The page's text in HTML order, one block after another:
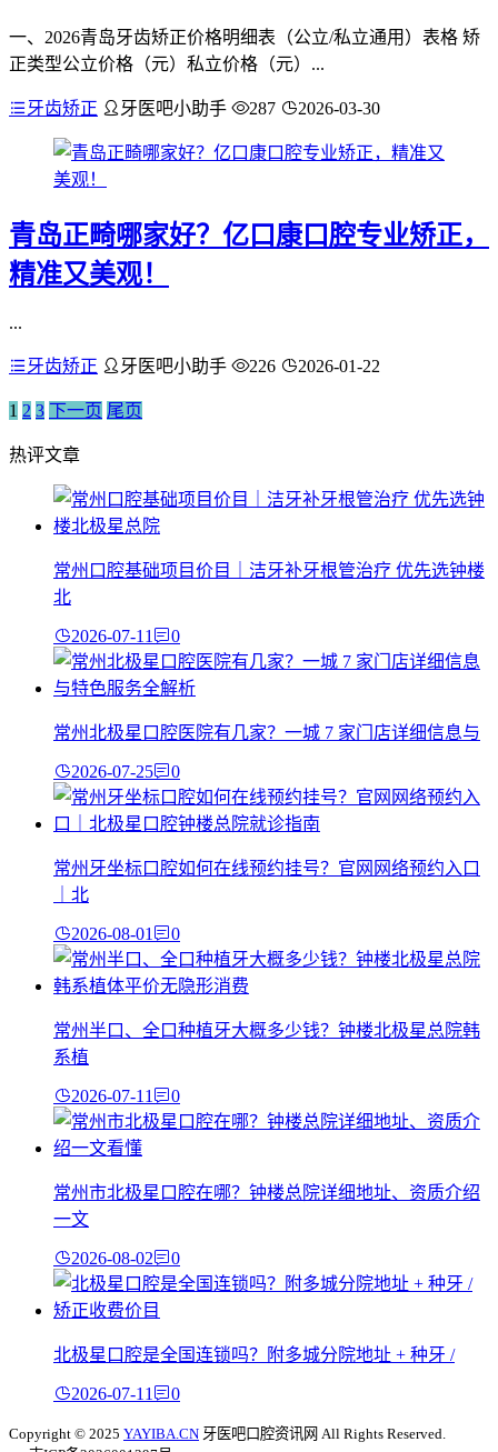
一、2026青岛牙齿矫正价格明细表（公立/私立通用）表格 矫
正类型公立价格（元）私立价格（元）...
牙齿矫正 牙医吧小助手 287 2026-03-30
青岛正畸哪家好？亿口康口腔专业矫正，
精准又美观！
...
牙齿矫正 牙医吧小助手 226 2026-01-22
1 2 3 下一页 尾页
热评文章
常州口腔基础项目价目｜洁牙补牙根管治疗 优先选钟楼
北
2026-07-11 0
常州北极星口腔医院有几家？一城 7 家门店详细信息与
2026-07-25 0
常州牙坐标口腔如何在线预约挂号？官网网络预约入口
｜北
2026-08-01 0
常州半口、全口种植牙大概多少钱？钟楼北极星总院韩
系植
2026-07-11 0
常州市北极星口腔在哪？钟楼总院详细地址、资质介绍
一文
2026-08-02 0
北极星口腔是全国连锁吗？附多城分院地址 + 种牙 /
2026-07-11 0
Copyright © 2025 YAYIBA.CN 牙医吧口腔资讯网 All Rights Reserved.